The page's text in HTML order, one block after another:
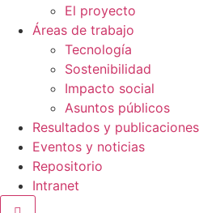
El proyecto
Áreas de trabajo
Tecnología
Sostenibilidad
Impacto social
Asuntos públicos
Resultados y publicaciones
Eventos y noticias
Repositorio
Intranet